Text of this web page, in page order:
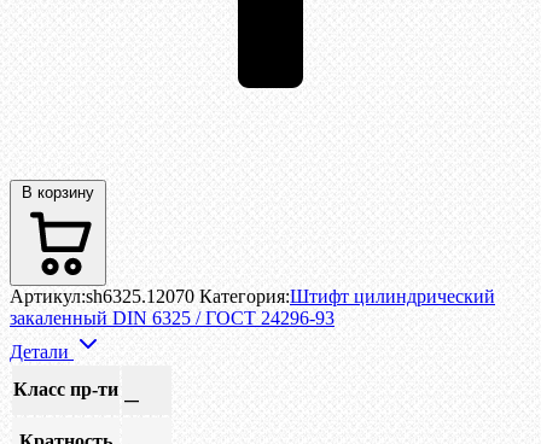
В корзину
Артикул:sh6325.12070 Категория:Штифт цилиндрический
закаленный DIN 6325 / ГОСТ 24296-93
Детали
Класс пр-ти —